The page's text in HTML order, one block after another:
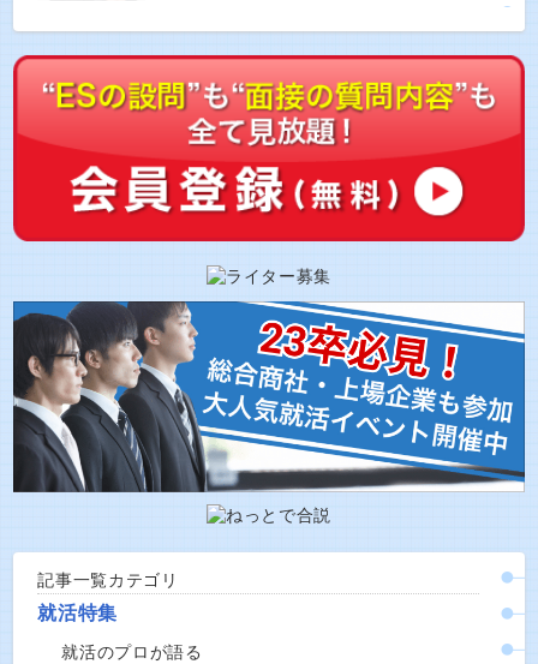
記事一覧カテゴリ
就活特集
就活のプロが語る